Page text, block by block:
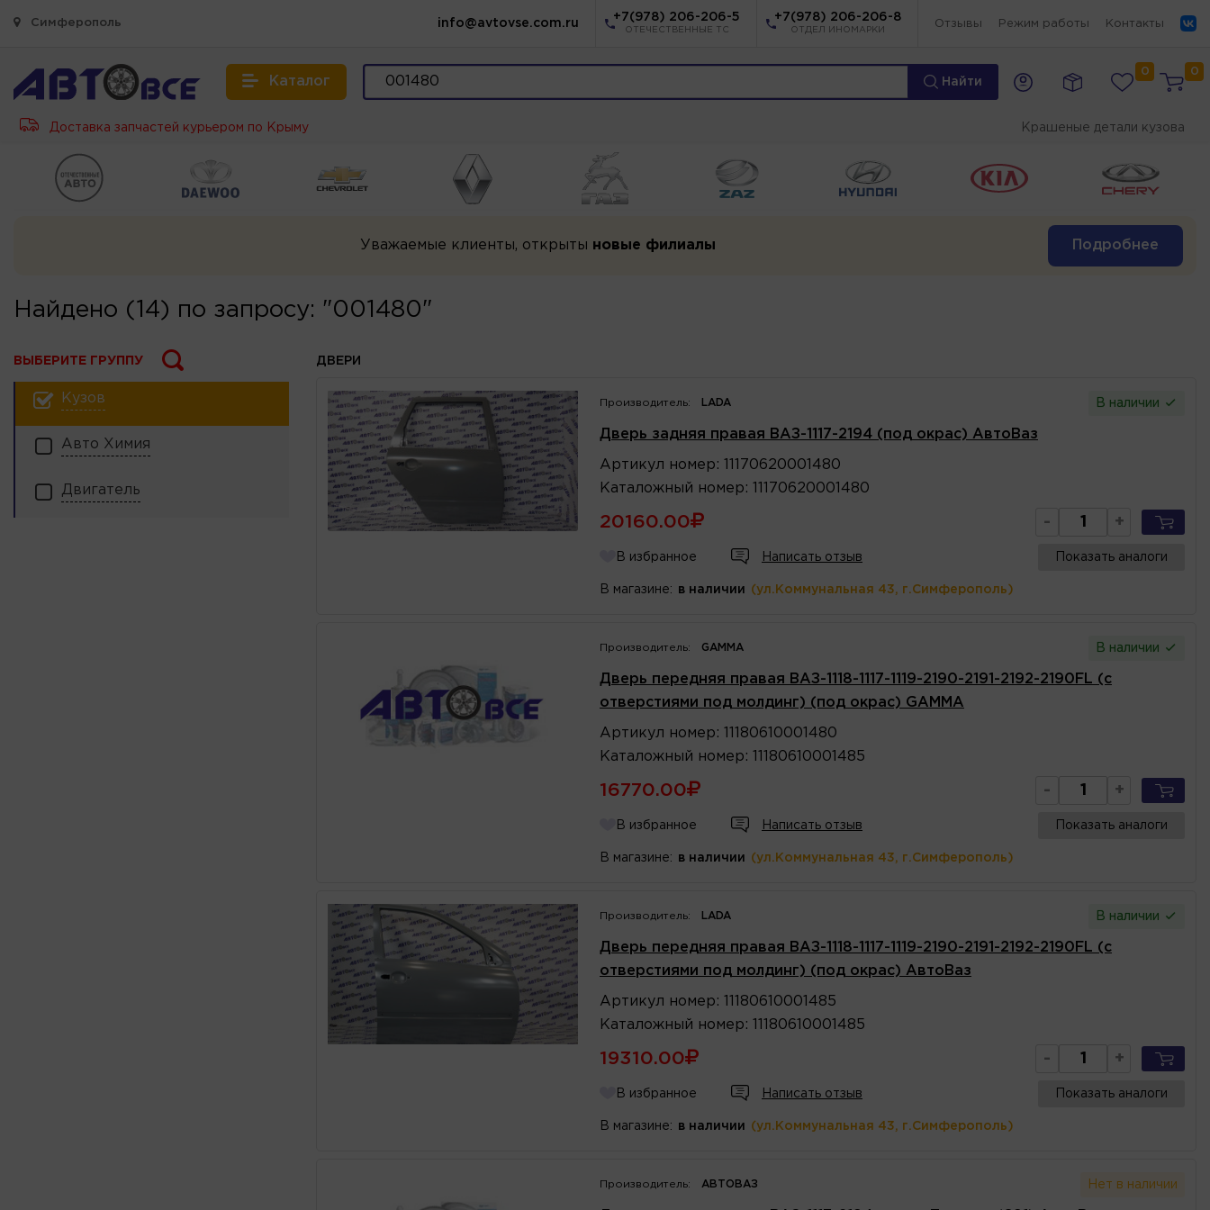
Симферополь info@avtovse.com.ru
+7(978) 206-206-5
ОТЕЧЕСТВЕННЫЕ ТС
+7(978) 206-206-8
ОТДЕЛ ИНОМАРКИ
Отзывы Режим работы Контакты
Каталог Найти
0 0
Доставка запчастей курьером по Крыму Крашеные детали кузова
Уважаемые клиенты, открыты новые филиалы Подробнее
Найдено (14) по запросу: "001480"
ВЫБЕРИТЕ ГРУППУ
Кузов
Авто Химия
Двигатель
ДВЕРИ
Производитель: АВТОВАЗ Нет в наличии
Производитель: LADA В наличии
Дверь задняя правая ВАЗ-1117-2194 (под окрас) АвтоВаз
Артикул номер : 11170620001480
Каталожный номер : 11170620001480
20160.00 - +
В избранное Написать отзыв Показать аналоги
В магазине: в наличии (ул.Коммунальная 43, г.Симферополь)
Производитель: GAMMA В наличии
Дверь передняя правая ВАЗ-1118-1117-1119-2190-2191-2192-2190FL (с
отверстиями под молдинг) (под окрас) GAMMA
Артикул номер : 11180610001480
Каталожный номер : 11180610001485
16770.00 - +
В избранное Написать отзыв Показать аналоги
В магазине: в наличии (ул.Коммунальная 43, г.Симферополь)
Производитель: LADA В наличии
Дверь передняя правая ВАЗ-1118-1117-1119-2190-2191-2192-2190FL (с
отверстиями под молдинг) (под окрас) АвтоВаз
Артикул номер : 11180610001485
Каталожный номер : 11180610001485
19310.00 - +
В избранное Написать отзыв Показать аналоги
В магазине: в наличии (ул.Коммунальная 43, г.Симферополь)